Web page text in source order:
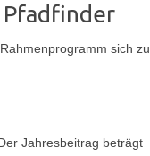
sich zu
Jahresbeitrag beträgt